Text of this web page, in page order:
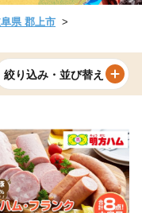
県 郡上市
絞り込み・並び替え